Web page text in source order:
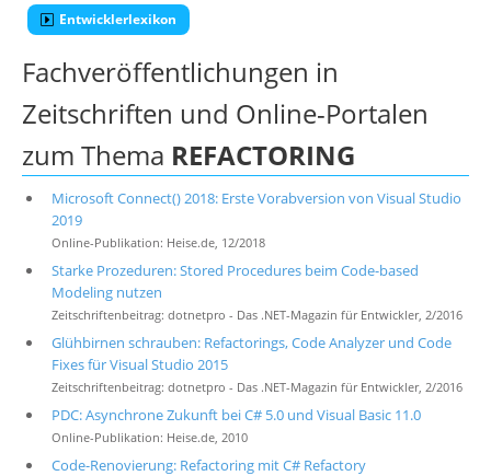
Entwicklerlexikon
Fachveröffentlichungen in
Zeitschriften und Online-Portalen
zum Thema REFACTORING
Microsoft Connect() 2018: Erste Vorabversion von Visual Studio
2019
Online-Publikation: Heise.de, 12/2018
Starke Prozeduren: Stored Procedures beim Code-based
Modeling nutzen
Zeitschriftenbeitrag: dotnetpro - Das .NET-Magazin für Entwickler, 2/2016
Glühbirnen schrauben: Refactorings, Code Analyzer und Code
Fixes für Visual Studio 2015
Zeitschriftenbeitrag: dotnetpro - Das .NET-Magazin für Entwickler, 2/2016
PDC: Asynchrone Zukunft bei C# 5.0 und Visual Basic 11.0
Online-Publikation: Heise.de, 2010
Code-Renovierung: Refactoring mit C# Refactory